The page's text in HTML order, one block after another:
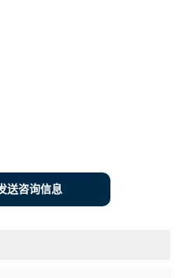
送咨询信息